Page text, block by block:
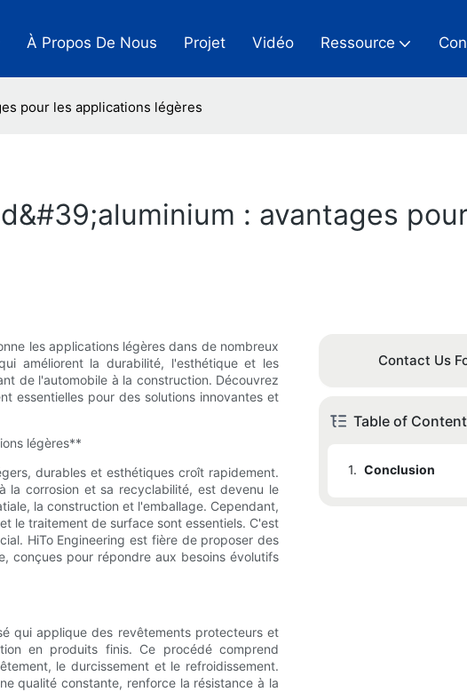
À Propos De Nous Projet Vidéo Ressource
pour les applications légères
: avantages
les applications légères dans de nombreux
améliorent la durabilité, l'esthétique et les
de l'automobile à la construction. Découvrez
essentielles pour des solutions innovantes et
légères**
durables et esthétiques croît rapidement.
la corrosion et sa recyclabilité, est devenu le
la construction et l'emballage. Cependant,
le traitement de surface sont essentiels. C'est
HiTo Engineering est fière de proposer des
conçues pour répondre aux besoins évolutifs
qui applique des revêtements protecteurs et
en produits finis. Ce procédé comprend
le durcissement et le refroidissement.
qualité constante, renforce la résistance à la
Contact Us
Table of
1. Conclusion